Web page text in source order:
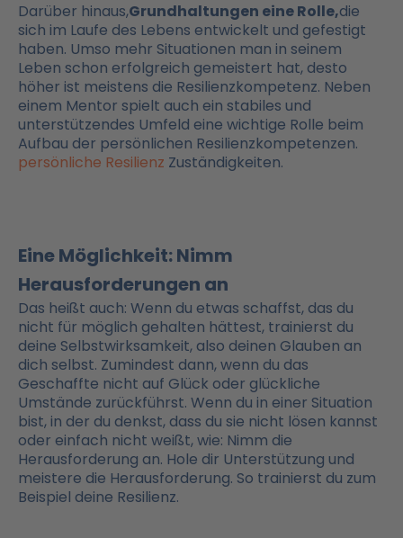
Darüber hinaus,Grundhaltungen eine Rolle,die
sich im Laufe des Lebens entwickelt und gefestigt
haben. Umso mehr Situationen man in seinem
Leben schon erfolgreich gemeistert hat, desto
höher ist meistens die Resilienzkompetenz. Neben
einem Mentor spielt auch ein stabiles und
unterstützendes Umfeld eine wichtige Rolle beim
Aufbau der persönlichen Resilienzkompetenzen.
persönliche Resilienz Zuständigkeiten.
Eine Möglichkeit: Nimm
Herausforderungen an
Das heißt auch: Wenn du etwas schaffst, das du
nicht für möglich gehalten hättest, trainierst du
deine Selbstwirksamkeit, also deinen Glauben an
dich selbst. Zumindest dann, wenn du das
Geschaffte nicht auf Glück oder glückliche
Umstände zurückführst. Wenn du in einer Situation
bist, in der du denkst, dass du sie nicht lösen kannst
oder einfach nicht weißt, wie: Nimm die
Herausforderung an. Hole dir Unterstützung und
meistere die Herausforderung. So trainierst du zum
Beispiel deine Resilienz.